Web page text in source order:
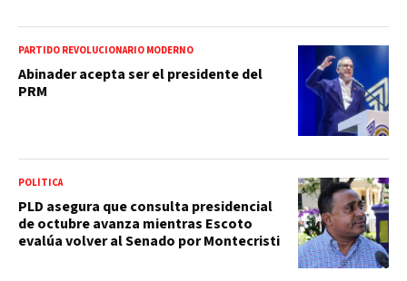
PARTIDO REVOLUCIONARIO MODERNO
Abinader acepta ser el presidente del
PRM
POLÍTICA
PLD asegura que consulta presidencial
de octubre avanza mientras Escoto
evalúa volver al Senado por Montecristi